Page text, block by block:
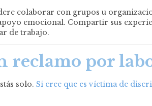
colaborar con grupos u
emocional. Compartir sus
de trabajo.
reclamo por
solo. Si cree que es víctima de